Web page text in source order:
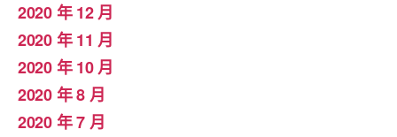
2020 年 12 月
2020 年 11 月
2020 年 10 月
2020 年 8 月
2020 年 7 月